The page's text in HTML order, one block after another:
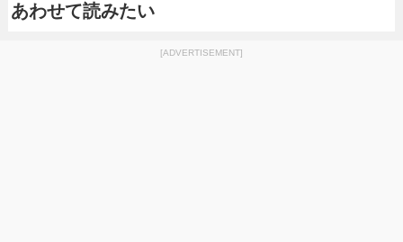
あわせて読みたい
[ADVERTISEMENT]